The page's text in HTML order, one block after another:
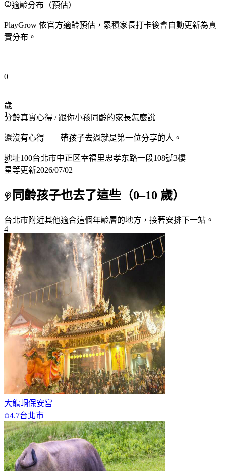
適齡分布（預估）
PlayGrow 依官方適齡預估，累積家長打卡後會自動更新為真
實分布。
0
1
2
3
4
5
6
7+
歲
分齡真實心得 / 跟你小孩同齡的家長怎麼說
還沒有心得——帶孩子去過就是第一位分享的人。
地址100台北市中正区幸福里忠孝东路一段108號3樓
星等更新2026/07/02
同齡孩子也去了這些（0–10 歲）
台北市附近其他適合這個年齡層的地方，接著安排下一站。
大龍峒保安宮
4.7台北市